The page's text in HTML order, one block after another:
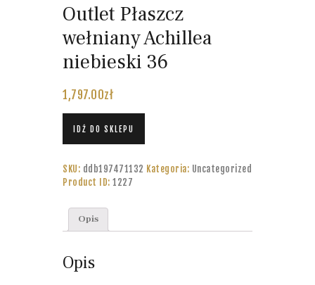
Outlet Płaszcz
wełniany Achillea
niebieski 36
1,797.00zł
IDŹ DO SKLEPU
SKU: ddb197471132 Kategoria: Uncategorized
Product ID: 1227
Opis
Opis